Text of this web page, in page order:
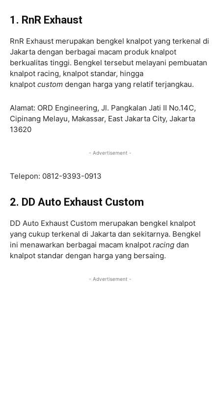
1. RnR Exhaust
RnR Exhaust merupakan bengkel knalpot yang terkenal di
Jakarta dengan berbagai macam produk knalpot
berkualitas tinggi. Bengkel tersebut melayani pembuatan
knalpot racing, knalpot standar, hingga
knalpot custom dengan harga yang relatif terjangkau.
Alamat: ORD Engineering, Jl. Pangkalan Jati II No.14C,
Cipinang Melayu, Makassar, East Jakarta City, Jakarta
13620
- Advertisement -
Telepon: 0812-9393-0913
2. DD Auto Exhaust Custom
DD Auto Exhaust Custom merupakan bengkel knalpot
yang cukup terkenal di Jakarta dan sekitarnya. Bengkel
ini menawarkan berbagai macam knalpot racing dan
knalpot standar dengan harga yang bersaing.
- Advertisement -